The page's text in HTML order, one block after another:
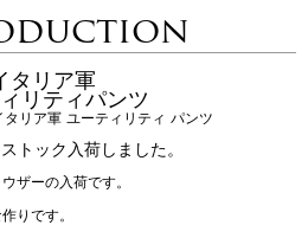
タリア軍
リティパンツ
リア軍 ユーティリティ パンツ
トック入荷しました。
ザーの入荷です。
りです。